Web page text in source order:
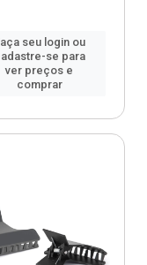
seu login ou
se para
ver preços e
comprar